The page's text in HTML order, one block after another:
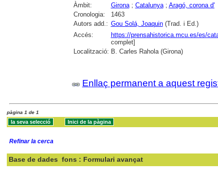
Àmbit:
Girona; Catalunya; Aragó, corona d'
Cronologia:
1463
Autors add.: Gou Solá, Joaquin(Trad. i Ed.)
Accés:
https://prensahistorica.mcu.es/es/
complet]
Localització: B. Carles Rahola (Girona)
Enllaç permanent a aquest
pàgina 1 de 1
Refinar la cerca
Base de dades fons : Formulari avançat